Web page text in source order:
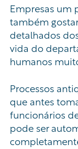
Empresas um
também
detalhados
vida do
humanos
Processos
que antes
funcionários
pode ser